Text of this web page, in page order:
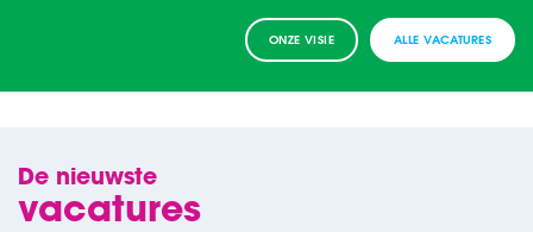
ONZE VISIE ALLE VACATURES
De nieuwste
vacatures